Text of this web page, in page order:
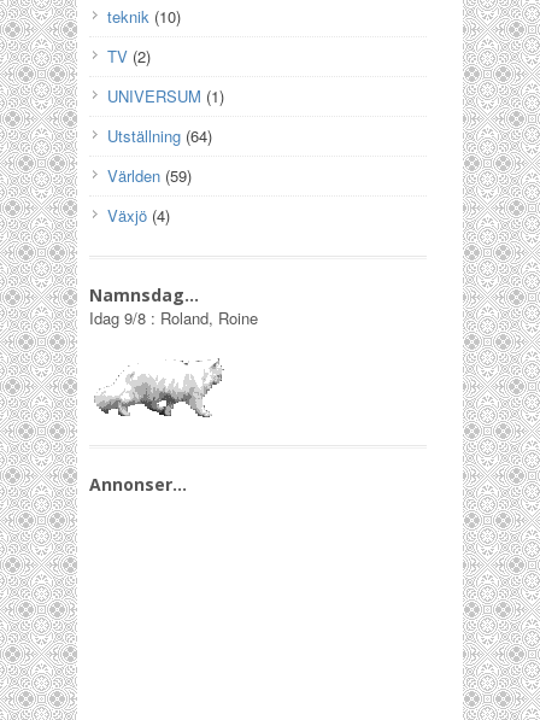
teknik (10)
TV (2)
UNIVERSUM (1)
Utställning (64)
Världen (59)
Växjö (4)
Namnsdag…
Idag 9/8 : Roland, Roine
Annonser…